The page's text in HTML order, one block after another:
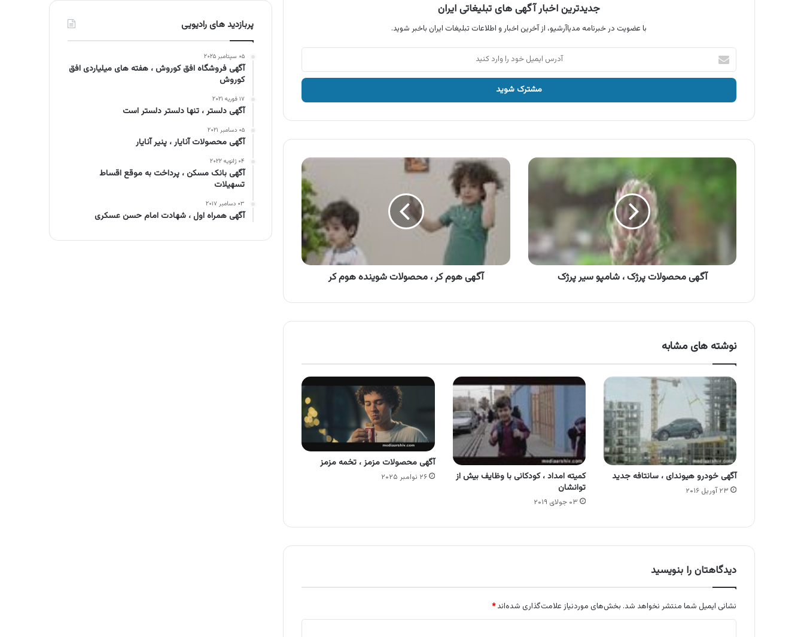
جدیدترین اخبار آگهی های تبلیغاتی ایران
با عضویت در خبرنامه مدیاآرشیو، از آخرین اخبار و اطلاعات تبلیغات ایران باخبر شوید.
آدرس
ایمیل
خود
وارد
آگهی
محصولات
سیر
آگهی محصولات پرژک ، شامپو سیر پرژک
آگهی
هوم
محصولات
شوینده
آگهی هوم کر ، محصولات شوینده هوم کر
نوشته های مشابه
آگهی خودرو هیوندای ، سانتافه جدید
۲۳ آوریل ۲۰۱۶
کمیته امداد ، کودکانی با وظایف بیش از
توانشان
۰۳ جولای ۲۰۱۹
آگهی محصولات مزمز ، تخمه مزمز
۲۶ نوامبر ۲۰۲۵
دیدگاهتان را بنویسید
نشانی ایمیل شما منتشر نخواهد شد. بخش‌های موردنیاز علامت‌گذاری شده‌اند*
پربازدید های رادیویی
۰۵ سپتامبر ۲۰۲۵
آگهی فروشگاه افق کوروش ، هفته های میلیاردی افق
کوروش
۱۷ فوریه ۲۰۲۱
آگهی دلستر ، تنها دلستر دلستر است
۰۵ دسامبر ۲۰۲۱
آگهی محصولات آنایار ، پنیر آنایار
۰۴ ژانویه ۲۰۲۲
آگهی بانک مسکن ، پرداخت به موقع اقساط
تسهیلات
۰۳ دسامبر ۲۰۱۷
آگهی همراه اول ، شهادت امام حسن عسکری